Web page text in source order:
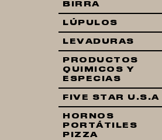
BIRRA
LÚPULOS
LEVADURAS
PRODUCTOS
QUIMICOS Y
ESPECIAS
FIVE STAR U.S.A
HORNOS
PORTÁTILES
PIZZA